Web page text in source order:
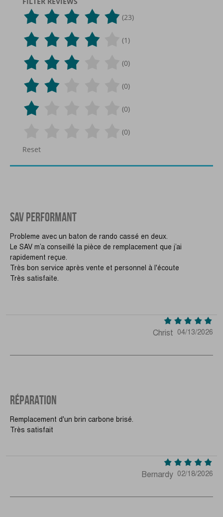
(23)
(1)
(0)
(0)
(0)
(0)
Reset
SAV PERFORMANT
Probleme avec un baton de rando cassé en deux.
Le SAV m’a conseillé la pièce de remplacement que j’ai
rapidement reçue.
Très bon service après vente et personnel à l'écoute
Très satisfaite.
Christ 04/13/2026
RÉPARATION
Remplacement d'un brin carbone brisé.
Très satisfait
Bernardy 02/18/2026